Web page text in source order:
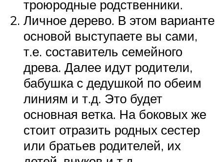
троюродные родственники.
Личное дерево. В этом варианте
основой выступаете вы сами,
т.е. составитель семейного
древа. Далее идут родители,
бабушка с дедушкой по обеим
линиям и т.д. Это будет
основная ветка. На боковых же
стоит отразить родных сестер
или братьев родителей, их